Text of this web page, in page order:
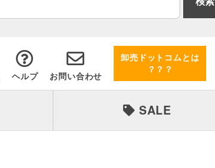
ヘルプ お問い合わせ
卸売ドットコムとは
？？？
SALE